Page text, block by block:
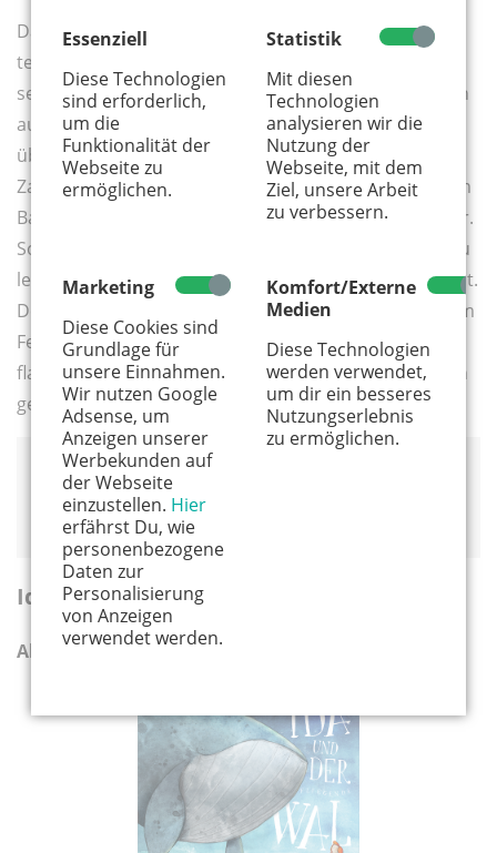
Essenziell
Diese Technologien
sind erforderlich,
um die
Funktionalität der
Webseite zu
ermöglichen.
Statistik
Mit diesen
Technologien
analysieren wir die
Nutzung der
Webseite, mit dem
Ziel, unsere Arbeit
zu verbessern.
Marketing
Diese Cookies sind
Grundlage für
unsere Einnahmen.
Wir nutzen Google
Adsense, um
Anzeigen unserer
Werbekunden auf
der Webseite
einzustellen. Hier
erfährst Du, wie
personenbezogene
Daten zur
Personalisierung
von Anzeigen
verwendet werden.
Komfort/Externe
Medien
Diese Technologien
werden verwendet,
um dir ein besseres
Nutzungserlebnis
zu ermöglichen.
Das gesamte Badezimmer ist vollgeschmiert mit der
teuren Eukalyptus-Zahncreme von Juris Mutter. Sie ist
sehr verärgert darüber und verdächtigt Juri. Er ist nun
auch wütend, weil die Anschuldigung gegen ihn
überhaupt nicht wahr ist. Er würde die ekelige
Zahnpasta nie freiwillig anrühren, geschweige denn im
Bad verteilen. Beweise für seine Unschuld müssen her.
So kommt er auf die Idee, sich abends auf die Lauer zu
legen. Ob das eine gute Idee ist, das weiß er noch nicht.
Denn nur kurze Zeit später kommt der Einbrecher zum
Fenster herein – und er ist klein, hat vier Pfoten und
flauschiges Fell. Eine fabelhafte Geschichte über einen
gewitzten Koala, zum Vorlesen für Kinder ab 5 Jahren.
Smilla Blau, Katja Gehrmann
15 Euro
Ida und der fliegende Wal
Ab 4 Jahren